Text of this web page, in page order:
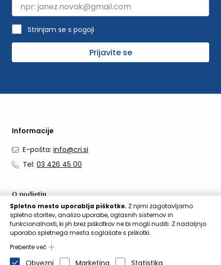
Strinjam se s pogoji
Prijavite se
Informacije
E-pošta: info@cri.si
Tel: 03 426 45 00
O podjetju
O nas
Kontakti
Aktualno
Spletno mesto uporablja piškotke. Z njimi zagotavljamo
spletno storitev, analizo uporabe, oglasnih sistemov in
funkcionalnosti, ki jih brez piškotkov ne bi mogli nuditi. Z nadaljnjo
uporabo spletnega mesta soglašate s piškotki.
Preberite več
Obvezni Marketing Statistika